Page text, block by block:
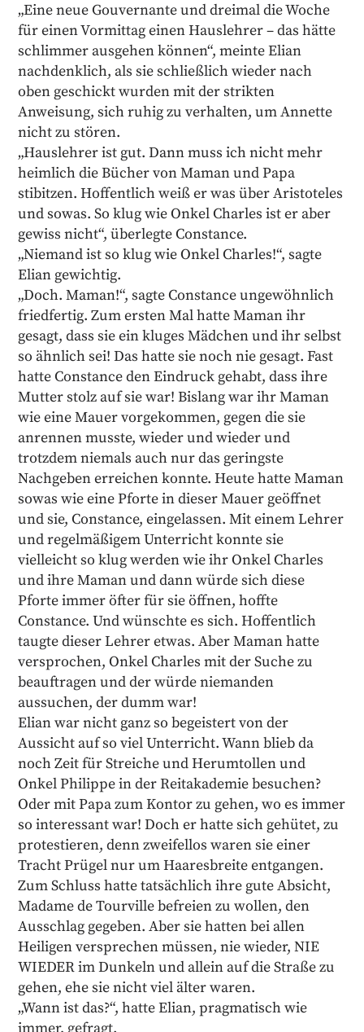
„Eine neue Gouvernante und dreimal die Woche
für einen Vormittag einen Hauslehrer – das hätte
schlimmer ausgehen können“, meinte Elian
nachdenklich, als sie schließlich wieder nach
oben geschickt wurden mit der strikten
Anweisung, sich ruhig zu verhalten, um Annette
nicht zu stören.
„Hauslehrer ist gut. Dann muss ich nicht mehr
heimlich die Bücher von Maman und Papa
stibitzen. Hoffentlich weiß er was über Aristoteles
und sowas. So klug wie Onkel Charles ist er aber
gewiss nicht“, überlegte Constance.
„Niemand ist so klug wie Onkel Charles!“, sagte
Elian gewichtig.
„Doch. Maman!“, sagte Constance ungewöhnlich
friedfertig. Zum ersten Mal hatte Maman ihr
gesagt, dass sie ein kluges Mädchen und ihr selbst
so ähnlich sei! Das hatte sie noch nie gesagt. Fast
hatte Constance den Eindruck gehabt, dass ihre
Mutter stolz auf sie war! Bislang war ihr Maman
wie eine Mauer vorgekommen, gegen die sie
anrennen musste, wieder und wieder und
trotzdem niemals auch nur das geringste
Nachgeben erreichen konnte. Heute hatte Maman
sowas wie eine Pforte in dieser Mauer geöffnet
und sie, Constance, eingelassen. Mit einem Lehrer
und regelmäßigem Unterricht konnte sie
vielleicht so klug werden wie ihr Onkel Charles
und ihre Maman und dann würde sich diese
Pforte immer öfter für sie öffnen, hoffte
Constance. Und wünschte es sich. Hoffentlich
taugte dieser Lehrer etwas. Aber Maman hatte
versprochen, Onkel Charles mit der Suche zu
beauftragen und der würde niemanden
aussuchen, der dumm war!
Elian war nicht ganz so begeistert von der
Aussicht auf so viel Unterricht. Wann blieb da
noch Zeit für Streiche und Herumtollen und
Onkel Philippe in der Reitakademie besuchen?
Oder mit Papa zum Kontor zu gehen, wo es immer
so interessant war! Doch er hatte sich gehütet, zu
protestieren, denn zweifellos waren sie einer
Tracht Prügel nur um Haaresbreite entgangen.
Zum Schluss hatte tatsächlich ihre gute Absicht,
Madame de Tourville befreien zu wollen, den
Ausschlag gegeben. Aber sie hatten bei allen
Heiligen versprechen müssen, nie wieder, NIE
WIEDER im Dunkeln und allein auf die Straße zu
gehen, ehe sie nicht viel älter waren.
„Wann ist das?“, hatte Elian, pragmatisch wie